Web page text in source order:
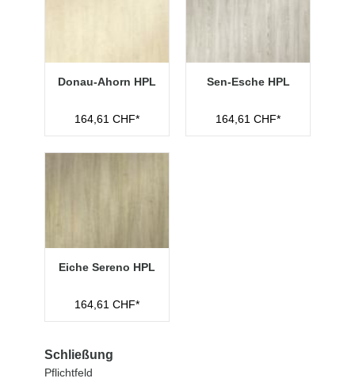
Donau-Ahorn HPL
164,61 CHF*
Sen-Esche HPL
164,61 CHF*
Eiche Sereno HPL
164,61 CHF*
Schließung
Pflichtfeld